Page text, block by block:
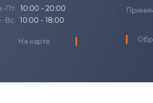
Пт. 10:00 - 20:00
Вс. 10:00 - 18:00
На карте